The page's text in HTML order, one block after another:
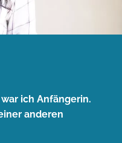
ich Anfängerin.
anderen